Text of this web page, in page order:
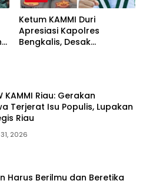
Ketum KAMMI Duri
Apresiasi Kapolres
Bengkalis, Desak
KAMMI Riau: Gerakan
Terjerat Isu Populis, Lupakan
Riau
2026
Harus Berilmu dan Beretika